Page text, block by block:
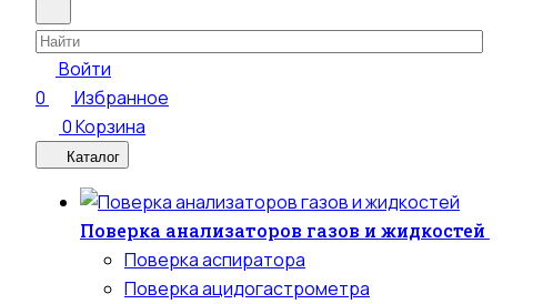
Войти
0
Избранное
0Корзина
Каталог
Поверка анализаторов газов и жидкостей
Поверка аспиратора
Поверка ацидогастрометра